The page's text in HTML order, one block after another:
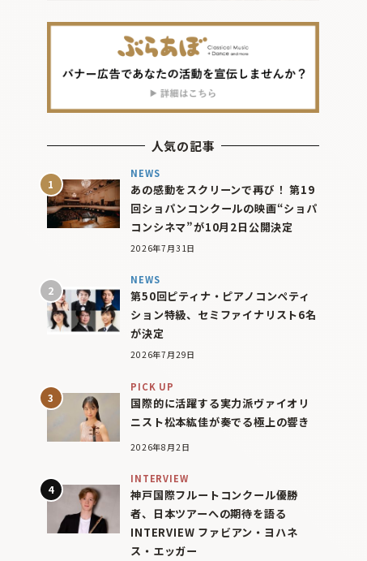
人気の記事
NEWS
あの感動をスクリーンで再び！ 第19
回ショパンコンクールの映画“ショパ
コンシネマ”が10月2日公開決定
2026年7月31日
NEWS
第50回ピティナ・ピアノコンペティ
ション特級、セミファイナリスト6名
が決定
2026年7月29日
PICK UP
国際的に活躍する実力派ヴァイオリ
ニスト松本紘佳が奏でる極上の響き
2026年8月2日
INTERVIEW
神戸国際フルートコンクール優勝
者、日本ツアーへの期待を語る
INTERVIEW ファビアン・ヨハネ
ス・エッガー